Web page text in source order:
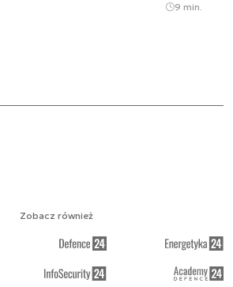
9 min.
Zobacz również